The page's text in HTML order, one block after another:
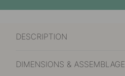
DESCRIPTION
DIMENSIONS & ASSEMBLAGE